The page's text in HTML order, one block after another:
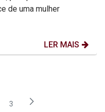
de uma mulher
LER MAIS
Página
3